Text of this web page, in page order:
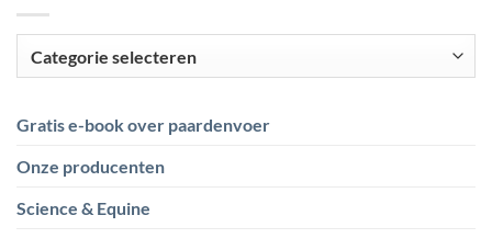
Gratis e-book over paardenvoer
Onze producenten
Science & Equine